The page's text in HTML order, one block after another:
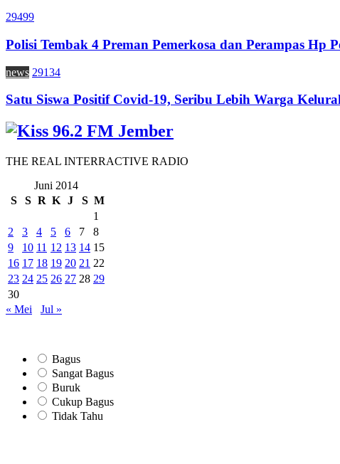
29499
Polisi Tembak 4 Preman Pemerkosa dan Perampas Hp
news 29134
Satu Siswa Positif Covid-19, Seribu Lebih Warga
THE REAL INTERRACTIVE RADIO
Juni 2014
S
S R K J S M
1
2
3 4 5 6 7
8
9
10 11 12 13 14 15
16 17 18 19 20 21 22
23 24 25 26 27 28 29
30
« Mei
Jul »
Bagus
Sangat Bagus
Buruk
Cukup Bagus
Tidak Tahu